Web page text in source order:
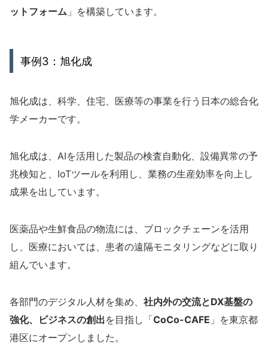
ットフォーム 」を構築しています。
事例3：旭化成
旭化成は、科学、住宅、医療等の事業を行う日本の総合化
学メーカーです。
旭化成は、AIを活用した製品の検査自動化、設備異常の予
兆検知と、IoTツールを利用し、業務の生産効率を向上し
成果を出しています。
医薬品や生鮮食品の物流には、ブロックチェーンを活用
し、医療においては、患者の遠隔モニタリングなどに取り
組んでいます。
各部門のデジタル人材を集め、 社内外の交流とDX基盤の
強化、ビジネスの創出を目指し「CoCo-CAFE 」を東京都
港区にオープンしました。